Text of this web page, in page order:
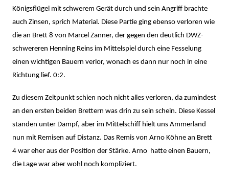
Königsflügel mit schwerem Gerät durch und sein Angriff brachte
auch Zinsen, sprich Material. Diese Partie ging ebenso verloren wie
die an Brett 8 von Marcel Zanner, der gegen den deutlich DWZ-
schwereren Henning Reins im Mittelspiel durch eine Fesselung
einen wichtigen Bauern verlor, wonach es dann nur noch in eine
Richtung lief. 0:2.
Zu diesem Zeitpunkt schien noch nicht alles verloren, da zumindest
an den ersten beiden Brettern was drin zu sein schein. Diese Kessel
standen unter Dampf, aber im Mittelschiff hielt uns Ammerland
nun mit Remisen auf Distanz. Das Remis von Arno Köhne an Brett
4 war eher aus der Position der Stärke. Arno hatte einen Bauern,
die Lage war aber wohl noch kompliziert.